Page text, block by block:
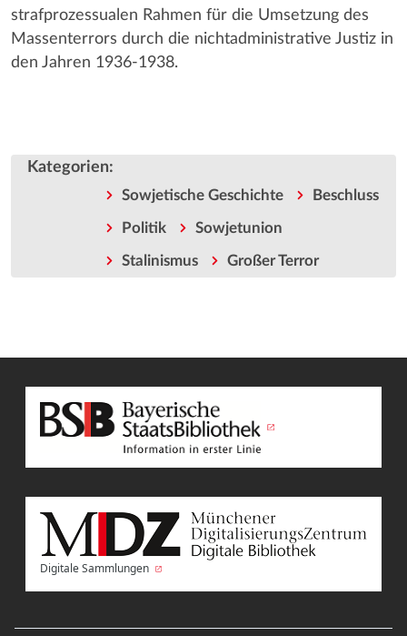
strafprozessualen Rahmen für die Umsetzung des
Massenterrors durch die nichtadministrative Justiz in
den Jahren 1936-1938.
Kategorien:
Sowjetische Geschichte Beschluss
Politik Sowjetunion
Stalinismus Großer Terror
Digitale Sammlungen